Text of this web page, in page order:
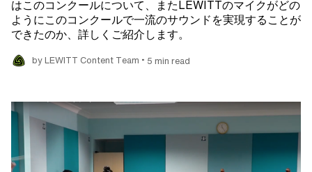
はこのコンクールについて、またLEWITTのマイクがどの
ようにこのコンクールで一流のサウンドを実現することが
できたのか、詳しくご紹介します。
by LEWITT Content Team • 5 min read